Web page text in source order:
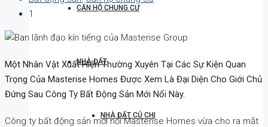
CĂN HỘ CHUNG CƯ
NHÀ ĐẤT
NHÀ ĐẤT CỦ CHI
1
Một Nhân Vật Xuất Hiện Thường Xuyên Tại Các Sự Kiện Quan
Trọng Của Masterise Homes Được Xem Là Đại Diện Cho Giới Chủ
Đứng Sau Công Ty Bất Động Sản Mới Nổi Này.
Công ty bất động sản mới nổi Masterise Homes vừa cho ra mắt